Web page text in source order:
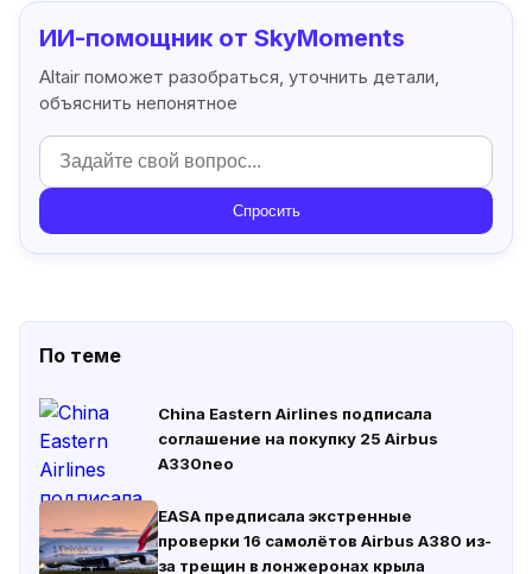
ИИ-помощник от SkyMoments
Altair поможет разобраться, уточнить детали,
объяснить непонятное
Спросить
По теме
China Eastern Airlines подписала
соглашение на покупку 25 Airbus
A330neo
EASA предписала экстренные
проверки 16 самолётов Airbus A380 из-
за трещин в лонжеронах крыла